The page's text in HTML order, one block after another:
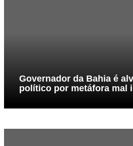
Governador da Bahia é
político por metáfora mal